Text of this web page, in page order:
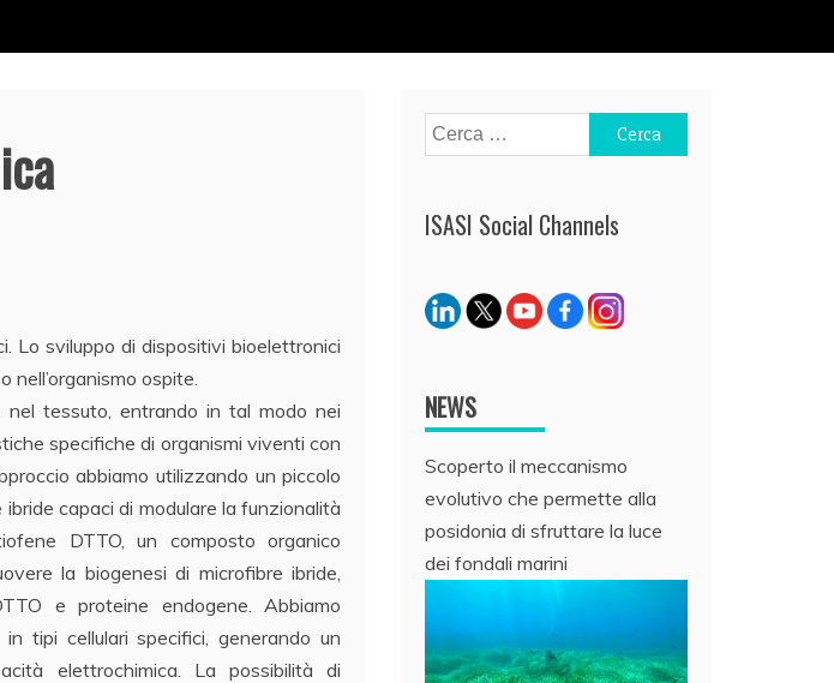
Lo sviluppo di dispositivi bioelettronici
ospite.
tessuto, entrando in tal modo nei
specifiche di organismi viventi con
abbiamo utilizzando un piccolo
capaci di modulare la funzionalità
DTTO, un composto organico
la biogenesi di microfibre ibride,
e proteine endogene. Abbiamo
tipi cellulari specifici, generando un
elettrochimica. La possibilità di
Ricerca
per:
ISASI Social Channels
NEWS
Scoperto il meccanismo
evolutivo che permette alla
posidonia di sfruttare la luce
dei fondali marini